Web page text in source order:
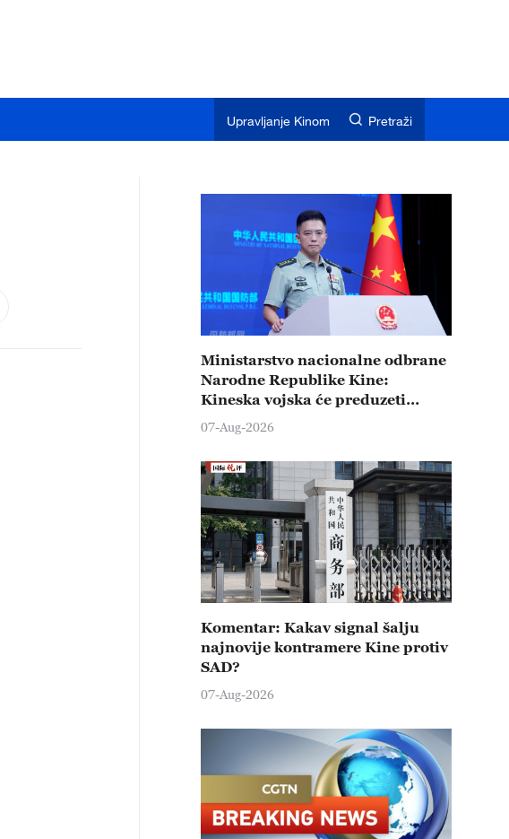
Upravljanje Kinom Pretraži
Ministarstvo nacionalne odbrane
Narodne Republike Kine:
Kineska vojska će preduzeti
čvrste kontramere protiv svih
provokativnih pokušaja
izazivanja nemira
07-Aug-2026
Komentar: Kakav signal šalju
najnovije kontramere Kine protiv
SAD?
07-Aug-2026